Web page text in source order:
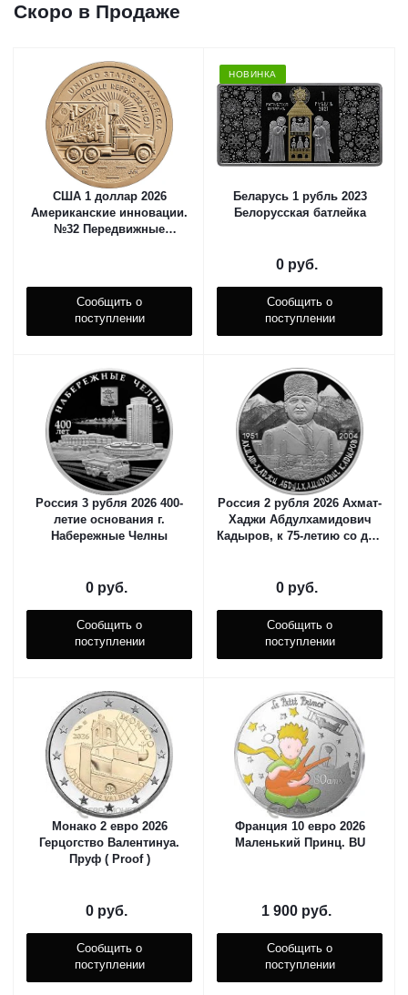
Скоро в Продаже
США 1 доллар 2026
Американские инновации.
№32 Передвижные
Сообщить о
поступлении
НОВИНКА
Беларусь 1 рубль 2023
Белорусская батлейка
0 руб.
Сообщить о
поступлении
Россия 3 рубля 2026 400-
летие основания г.
Набережные Челны
0 руб.
Сообщить о
поступлении
Россия 2 рубля 2026 Ахмат-
Хаджи Абдулхамидович
Кадыров, к 75-летию со дня
0 руб.
Сообщить о
поступлении
Монако 2 евро 2026
Герцогство Валентинуа.
Пруф ( Proof )
0 руб.
Сообщить о
поступлении
Франция 10 евро 2026
Маленький Принц. BU
1 900 руб.
Сообщить о
поступлении